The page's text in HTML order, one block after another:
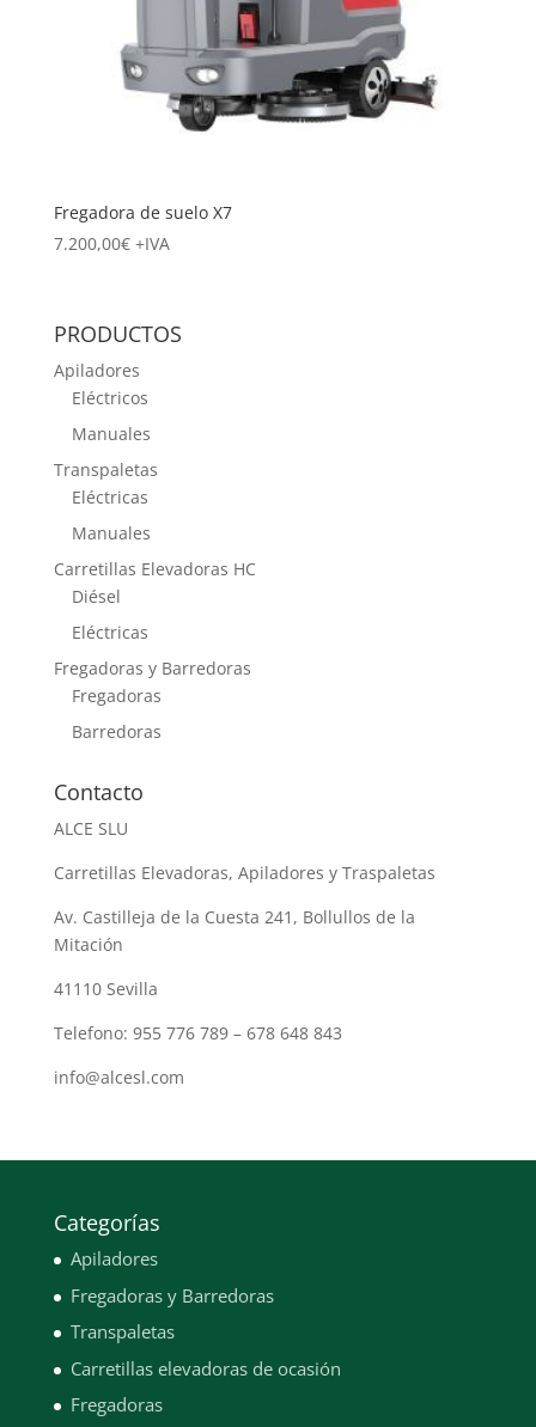
Fregadora de suelo X7
7.200,00€ +IVA
PRODUCTOS
Apiladores
Eléctricos
Manuales
Transpaletas
Eléctricas
Manuales
Carretillas Elevadoras HC
Diésel
Eléctricas
Fregadoras y Barredoras
Fregadoras
Barredoras
Contacto
ALCE SLU
Carretillas Elevadoras, Apiladores y Traspaletas
Av. Castilleja de la Cuesta 241, Bollullos de la
Mitación
41110 Sevilla
Telefono: 955 776 789 – 678 648 843
info@alcesl.com
Categorías
Apiladores
Fregadoras y Barredoras
Transpaletas
Carretillas elevadoras de ocasión
Fregadoras